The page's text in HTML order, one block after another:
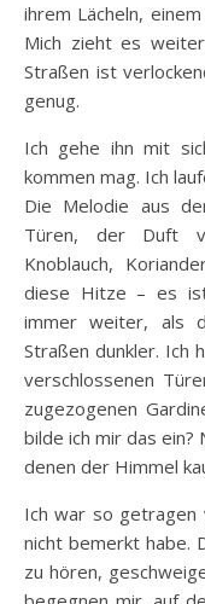
ihrem Lächeln,
Mich zieht es
Straßen ist
genug.
Ich gehe ihn mit
kommen mag. Ich
Die Melodie aus
Türen, der Duft
Knoblauch,
diese Hitze – es
immer weiter, als
Straßen dunkler. Ich
verschlossenen
zugezogenen
bilde ich mir das ein?
denen der Himmel
Ich war so getragen
nicht bemerkt habe.
zu hören,